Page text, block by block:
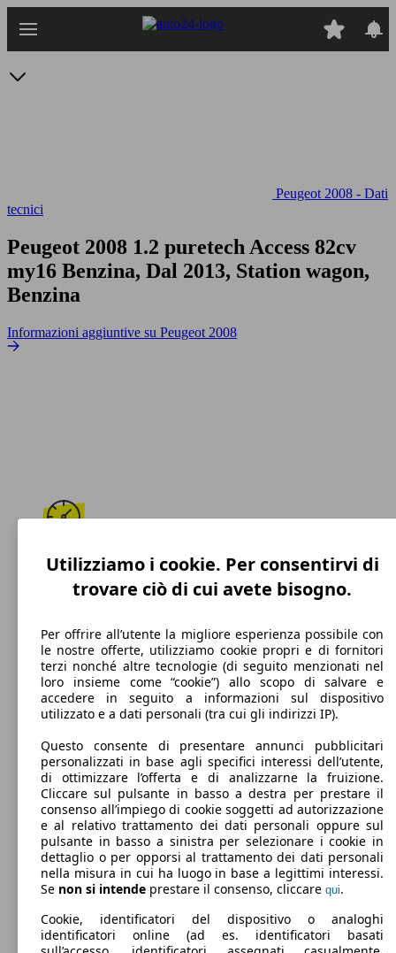
Peugeot 2008 - Dati
tecnici
Peugeot 2008 1.2 puretech Access 82cv
my16 Benzina, Dal 2013, Station wagon,
Benzina
Informazioni aggiuntive su Peugeot 2008
168 km/h
Velocità massima
Benzina
Carburante
114 g/km
Emissioni di CO2 (combinato)*
Consumi
Utilizziamo i cookie. Per consentirvi di
trovare ciò di cui avete bisogno.
Per offrire all’utente la migliore esperienza possibile con
le nostre offerte, utilizziamo cookie propri e di fornitori
terzi nonché altre tecnologie (di seguito menzionati nel
loro insieme come “cookie”) allo scopo di salvare e
accedere in seguito a informazioni sul dispositivo
utilizzato e a dati personali (tra cui gli indirizzi IP).
Questo consente di presentare annunci pubblicitari
personalizzati in base agli specifici interessi dell’utente,
di ottimizzare l’offerta e di analizzarne la fruizione.
Cliccare sul pulsante in basso a destra per prestare il
consenso all’impiego di cookie soggetti ad autorizzazione
e al relativo trattamento dei dati personali oppure sul
pulsante in basso a sinistra per selezionare i cookie in
dettaglio o per opporsi al trattamento dei dati personali
nella misura in cui ha luogo in base a legittimi interessi.
Se non si intende prestare il consenso, cliccare qui.
Cookie, identificatori del dispositivo o analoghi
identificatori online (ad es. identificatori basati